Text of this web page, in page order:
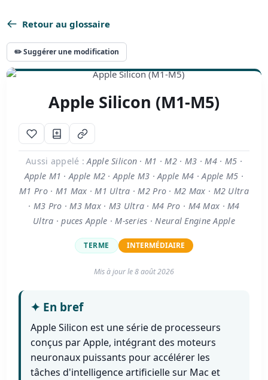
Retour au glossaire
✏️ Suggérer une modification
Apple Silicon (M1-M5)
Aussi appelé : Apple Silicon · M1 · M2 · M3 · M4 · M5 ·
Apple M1 · Apple M2 · Apple M3 · Apple M4 · Apple M5 ·
M1 Pro · M1 Max · M1 Ultra · M2 Pro · M2 Max · M2 Ultra
· M3 Pro · M3 Max · M3 Ultra · M4 Pro · M4 Max · M4
Ultra · puces Apple · M-series · Neural Engine Apple
TERME INTERMÉDIAIRE
Mis à jour le8 août 2026
✦ En bref
Apple Silicon est une série de processeurs
conçus par Apple, intégrant des moteurs
neuronaux puissants pour accélérer les
tâches d'intelligence artificielle sur Mac et